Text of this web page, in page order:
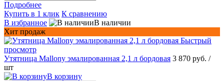
Подробнее
Купить в 1 клик К сравнению
В избранное
В наличии
Хит продаж
Быстрый
просмотр
Утятница Mallony эмалированная 2,1 л бордовая 3 870 руб. /
шт
В корзину